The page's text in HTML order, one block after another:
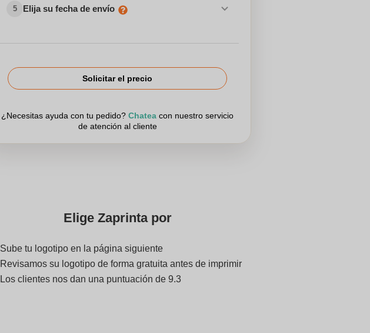
5 Elija su fecha de envío
Solicitar el precio
¿Necesitas ayuda con tu pedido? Chatea con nuestro servicio
de atención al cliente
Elige Zaprinta por
Sube tu logotipo en la página siguiente
Revisamos su logotipo de forma gratuita antes de imprimir
Los clientes nos dan una puntuación de 9.3